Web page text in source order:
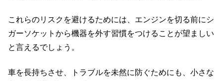
これらのリスクを避けるためには、エンジンを切る前にシ
ガーソケットから機器を外す習慣をつけることが望ましい
と言えるでしょう。
車を長持ちさせ、トラブルを未然に防ぐためにも、小さな